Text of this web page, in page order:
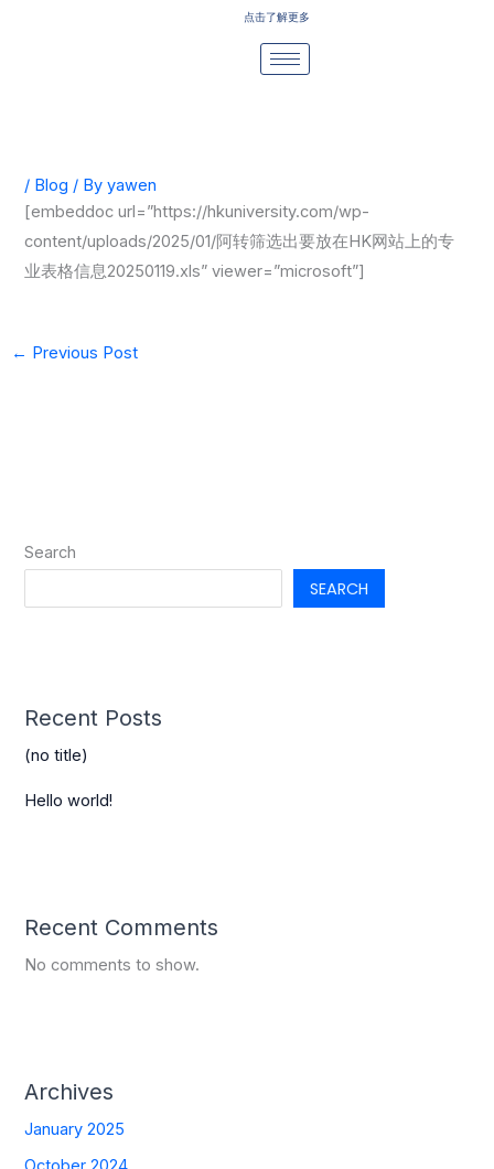
点击了解更多
/ Blog / Byyawen
[embeddoc url=”https://hkuniversity.com/wp-
content/uploads/2025/01/阿转筛选出要放在HK网站上的专
业表格信息20250119.xls” viewer=”microsoft”]
← Previous Post
Search
SEARCH
Recent Posts
(no title)
Hello world!
Recent Comments
No comments to show.
Archives
January 2025